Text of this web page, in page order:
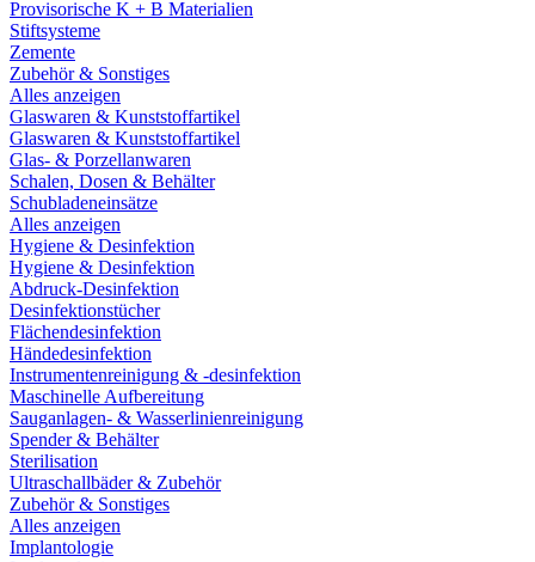
Provisorische K + B Materialien
Stiftsysteme
Zemente
Zubehör & Sonstiges
Alles anzeigen
Glaswaren & Kunststoffartikel
Glaswaren & Kunststoffartikel
Glas- & Porzellanwaren
Schalen, Dosen & Behälter
Schubladeneinsätze
Alles anzeigen
Hygiene & Desinfektion
Hygiene & Desinfektion
Abdruck-Desinfektion
Desinfektionstücher
Flächendesinfektion
Händedesinfektion
Instrumentenreinigung & -desinfektion
Maschinelle Aufbereitung
Sauganlagen- & Wasserlinienreinigung
Spender & Behälter
Sterilisation
Ultraschallbäder & Zubehör
Zubehör & Sonstiges
Alles anzeigen
Implantologie